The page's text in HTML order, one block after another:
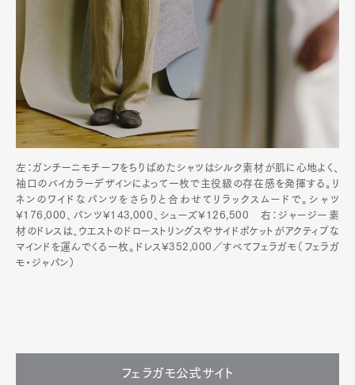
左：ガンチーニモチーフをちりばめたシャツはシルク素材が肌に心地よく、
袖口のバイカラーデザインによって一枚で主役級の存在感を発揮する。リ
ネンのワイドなパンツをさらりと合わせてリラックスムードで。シャツ
¥176,000、パンツ¥143,000、シューズ¥126,500 右：ジャージー素
材のドレスは、ウエストのドローストリングスやサイドポケットがアクティブな
マインドを運んでくる一枚。ドレス¥352,000／すべてフェラガモ（フェラガ
モ・ジャパン）
フェラガモ公式サイト